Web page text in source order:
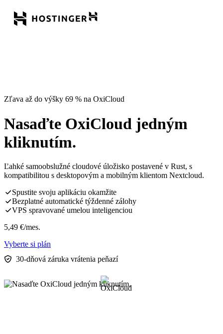
Zľava až do výšky 69 % na OxiCloud
Nasaďte OxiCloud jedným
kliknutím.
Ľahké samoobslužné cloudové úložisko postavené v Rust, s
kompatibilitou s desktopovým a mobilným klientom Nextcloud.
Spustite svoju aplikáciu okamžite
Bezplatné automatické týždenné zálohy
VPS spravované umelou inteligenciou
5,49 €/mes.
Vyberte si plán
30-dňová záruka vrátenia peňazí